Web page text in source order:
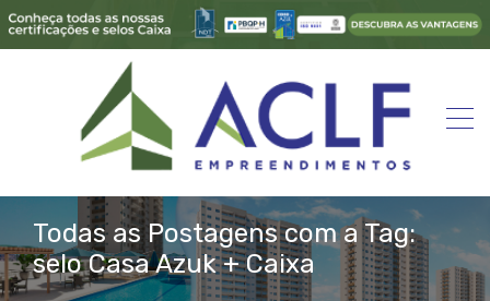
Todas as Postagens com a Tag:
selo Casa Azuk + Caixa